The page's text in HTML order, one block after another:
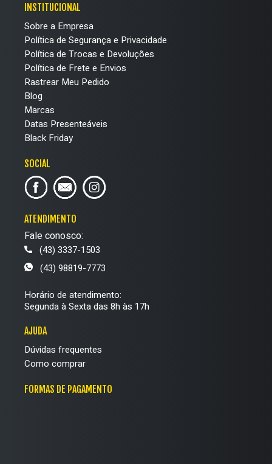
INSTITUCIONAL
Sobre a Empresa
Política de Segurança e Privacidade
Política de Trocas e Devoluções
Política de Frete e Envios
Rastrear Meu Pedido
Blog
Marcas
Datas Presenteáveis
Black Friday
SOCIAL
ATENDIMENTO
Fale conosco:
(43) 3337-1503
(43) 98819-7773
Horário de atendimento:
Segunda à Sexta das 8h às 17h
AJUDA
Dúvidas frequentes
Como comprar
FORMAS DE PAGAMENTO